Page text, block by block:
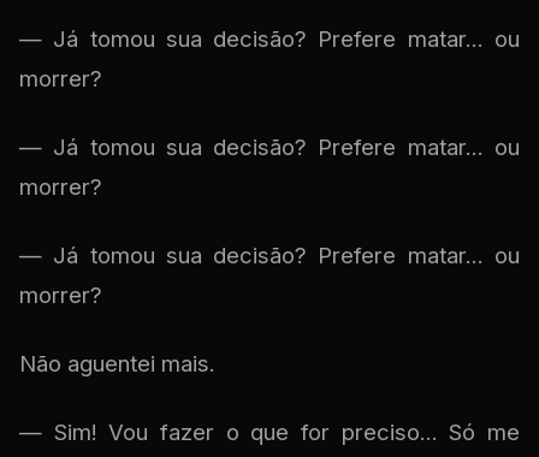
— Já tomou sua decisão? Prefere matar... ou
morrer?
— Já tomou sua decisão? Prefere matar... ou
morrer?
— Já tomou sua decisão? Prefere matar... ou
morrer?
Não aguentei mais.
— Sim! Vou fazer o que for preciso... Só me